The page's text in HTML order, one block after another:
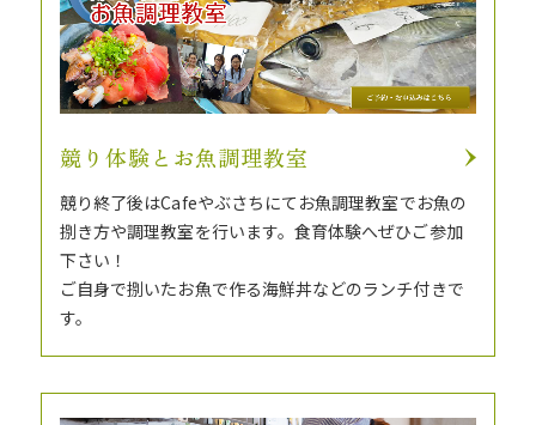
競り体験とお魚調理教室
競り終了後はCafeやぶさちにてお魚調理教室でお魚の
捌き方や調理教室を行います。食育体験へぜひご参加
下さい！
ご自身で捌いたお魚で作る海鮮丼などのランチ付きで
す。